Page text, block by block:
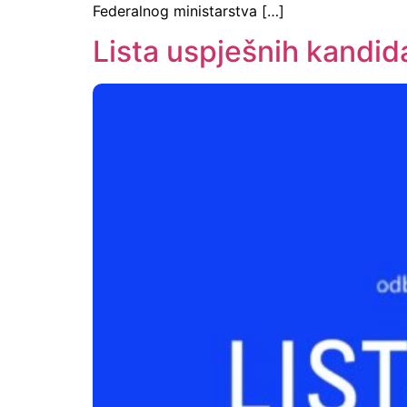
Federalnog ministarstva […]
Lista uspješnih